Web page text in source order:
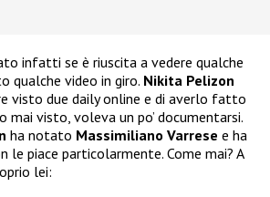
infatti se è riuscita a vedere qualche
qualche video in giro. Nikita Pelizon
visto due daily online e di averlo fatto
mai visto, voleva un po’ documentarsi.
ha notato Massimiliano Varrese e ha
le piace particolarmente. Come mai? A
lei: